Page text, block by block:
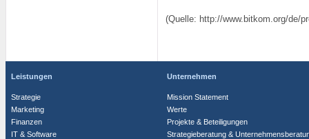
(Quelle: http://www.bitkom.org/de/
Leistungen
Strategie
Marketing
Finanzen
IT & Software
Unternehmen
Mission Statement
Werte
Projekte & Beteiligungen
Strategieberatung &